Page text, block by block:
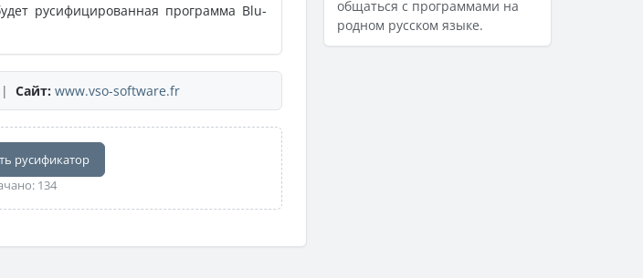
русифицированная программа Blu-
| Сайт: www.vso-software.fr
русификатор
134
общаться с программами на
родном русском языке.